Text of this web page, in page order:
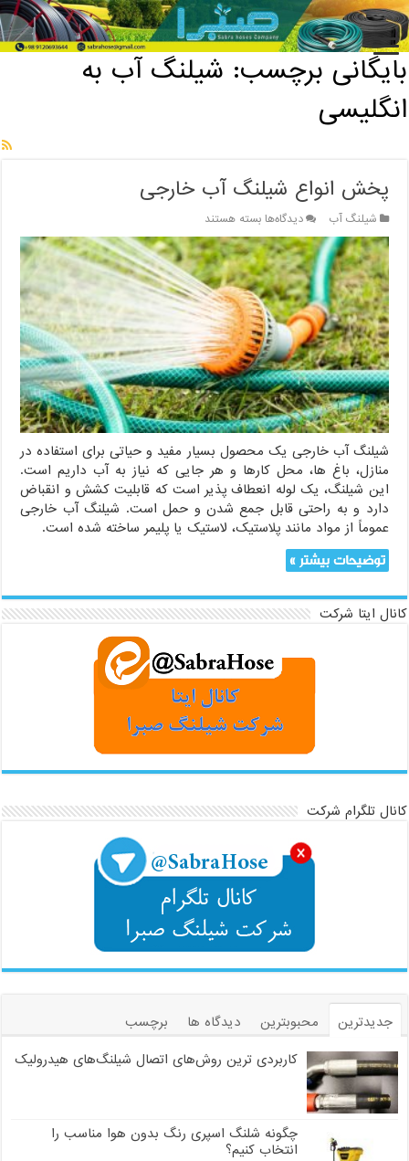
خانه / بایگانی برچسب: شیلنگ آب به انگلیسی
بایگانی برچسب: شیلنگ آب به
انگلیسی
پخش انواع شیلنگ آب خارجی
شیلنگ آب دیدگاه‌هابرای
پخش
انواع
شیلنگ
آب
خارجی
بسته هستند
شیلنگ آب خارجی یک محصول بسیار مفید و حیاتی برای استفاده در
منازل، باغ ها، محل کارها و هر جایی که نیاز به آب داریم است.
این شیلنگ، یک لوله انعطاف پذیر است که قابلیت کشش و انقباض
دارد و به راحتی قابل جمع شدن و حمل است. شیلنگ آب خارجی
عموماً از مواد مانند پلاستیک، لاستیک یا پلیمر ساخته شده است.
توضیحات بیشتر »
کانال ایتا شرکت
کانال تلگرام شرکت
جدیدترین محبوبترین دیدگاه ها
برچسب
کاربردی ترین روش‌های اتصال شیلنگ‌های هیدرولیک
چگونه شلنگ اسپری رنگ بدون هوا مناسب را
انتخاب کنیم؟